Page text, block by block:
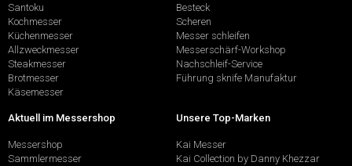
Santoku
Kochmesser
Küchenmesser
Allzweckmesser
Steakmesser
Brotmesser
Käsemesser
Besteck
Scheren
Messer schleifen
Messerschärf-Workshop
Nachschleif-Service
Führung sknife Manufaktur
Aktuell im Messershop
Messershop
Sammlermesser
Unsere Top-Marken
Kai Messer
Kai Collection by Danny Khezzar